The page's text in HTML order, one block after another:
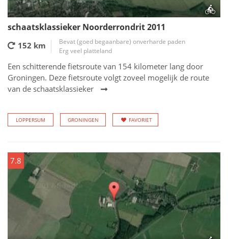
schaatsklassieker Noorderrondrit 2011
152 km
Bevat (goed begaanbare) onverharde paden
Erg veel platteland
Een schitterende fietsroute van 154 kilometer lang door
Groningen. Deze fietsroute volgt zoveel mogelijk de route
van de schaatsklassieker
LOPPERSUM GRONINGEN FAVORIET
7.8